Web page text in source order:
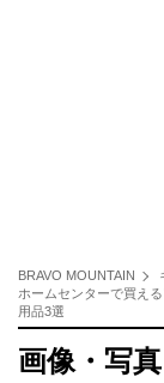
BRAVO MOUNTAIN
ホームセンターで買え
用品3選
画像・写